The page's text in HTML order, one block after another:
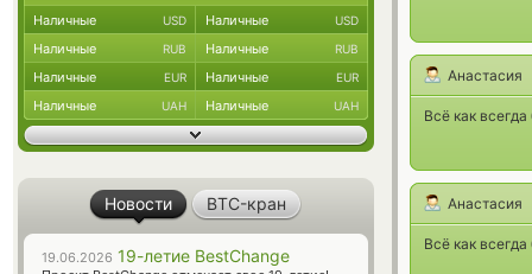
Анастасия
Всё как
Анастасия
Всё как
Наличные USD Наличные USD
Наличные RUB Наличные RUB
Наличные EUR Наличные EUR
Наличные UAH Наличные UAH
Новости BTC-кран
19.06.2026 19-летие BestChange